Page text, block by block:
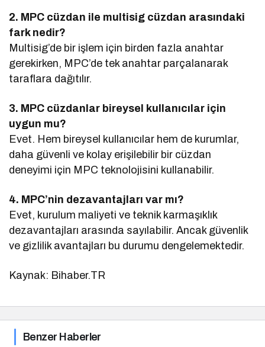
2. MPC cüzdan ile multisig cüzdan arasındaki
fark nedir?
Multisig’de bir işlem için birden fazla anahtar
gerekirken, MPC’de tek anahtar parçalanarak
taraflara dağıtılır.
3. MPC cüzdanlar bireysel kullanıcılar için
uygun mu?
Evet. Hem bireysel kullanıcılar hem de kurumlar,
daha güvenli ve kolay erişilebilir bir cüzdan
deneyimi için MPC teknolojisini kullanabilir.
4. MPC’nin dezavantajları var mı?
Evet, kurulum maliyeti ve teknik karmaşıklık
dezavantajları arasında sayılabilir. Ancak güvenlik
ve gizlilik avantajları bu durumu dengelemektedir.
Kaynak: Bihaber.TR
Benzer Haberler